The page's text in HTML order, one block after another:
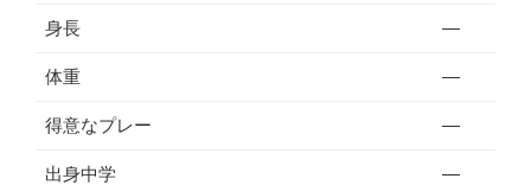
身長 ―
体重 ―
得意なプレー ―
出身中学 ―